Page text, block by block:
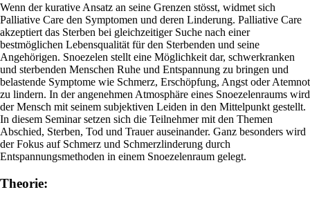
Wenn der kurative Ansatz an seine Grenzen stösst, widmet sich
Palliative Care den Symptomen und deren Linderung. Palliative Care
akzeptiert das Sterben bei gleichzeitiger Suche nach einer
bestmöglichen Lebensqualität für den Sterbenden und seine
Angehörigen. Snoezelen stellt eine Möglichkeit dar, schwerkranken
und sterbenden Menschen Ruhe und Entspannung zu bringen und
belastende Symptome wie Schmerz, Erschöpfung, Angst oder Atemnot
zu lindern. In der angenehmen Atmosphäre eines Snoezelenraums wird
der Mensch mit seinem subjektiven Leiden in den Mittelpunkt gestellt.
In diesem Seminar setzen sich die Teilnehmer mit den Themen
Abschied, Sterben, Tod und Trauer auseinander. Ganz besonders wird
der Fokus auf Schmerz und Schmerzlinderung durch
Entspannungsmethoden in einem Snoezelenraum gelegt.
Theorie: